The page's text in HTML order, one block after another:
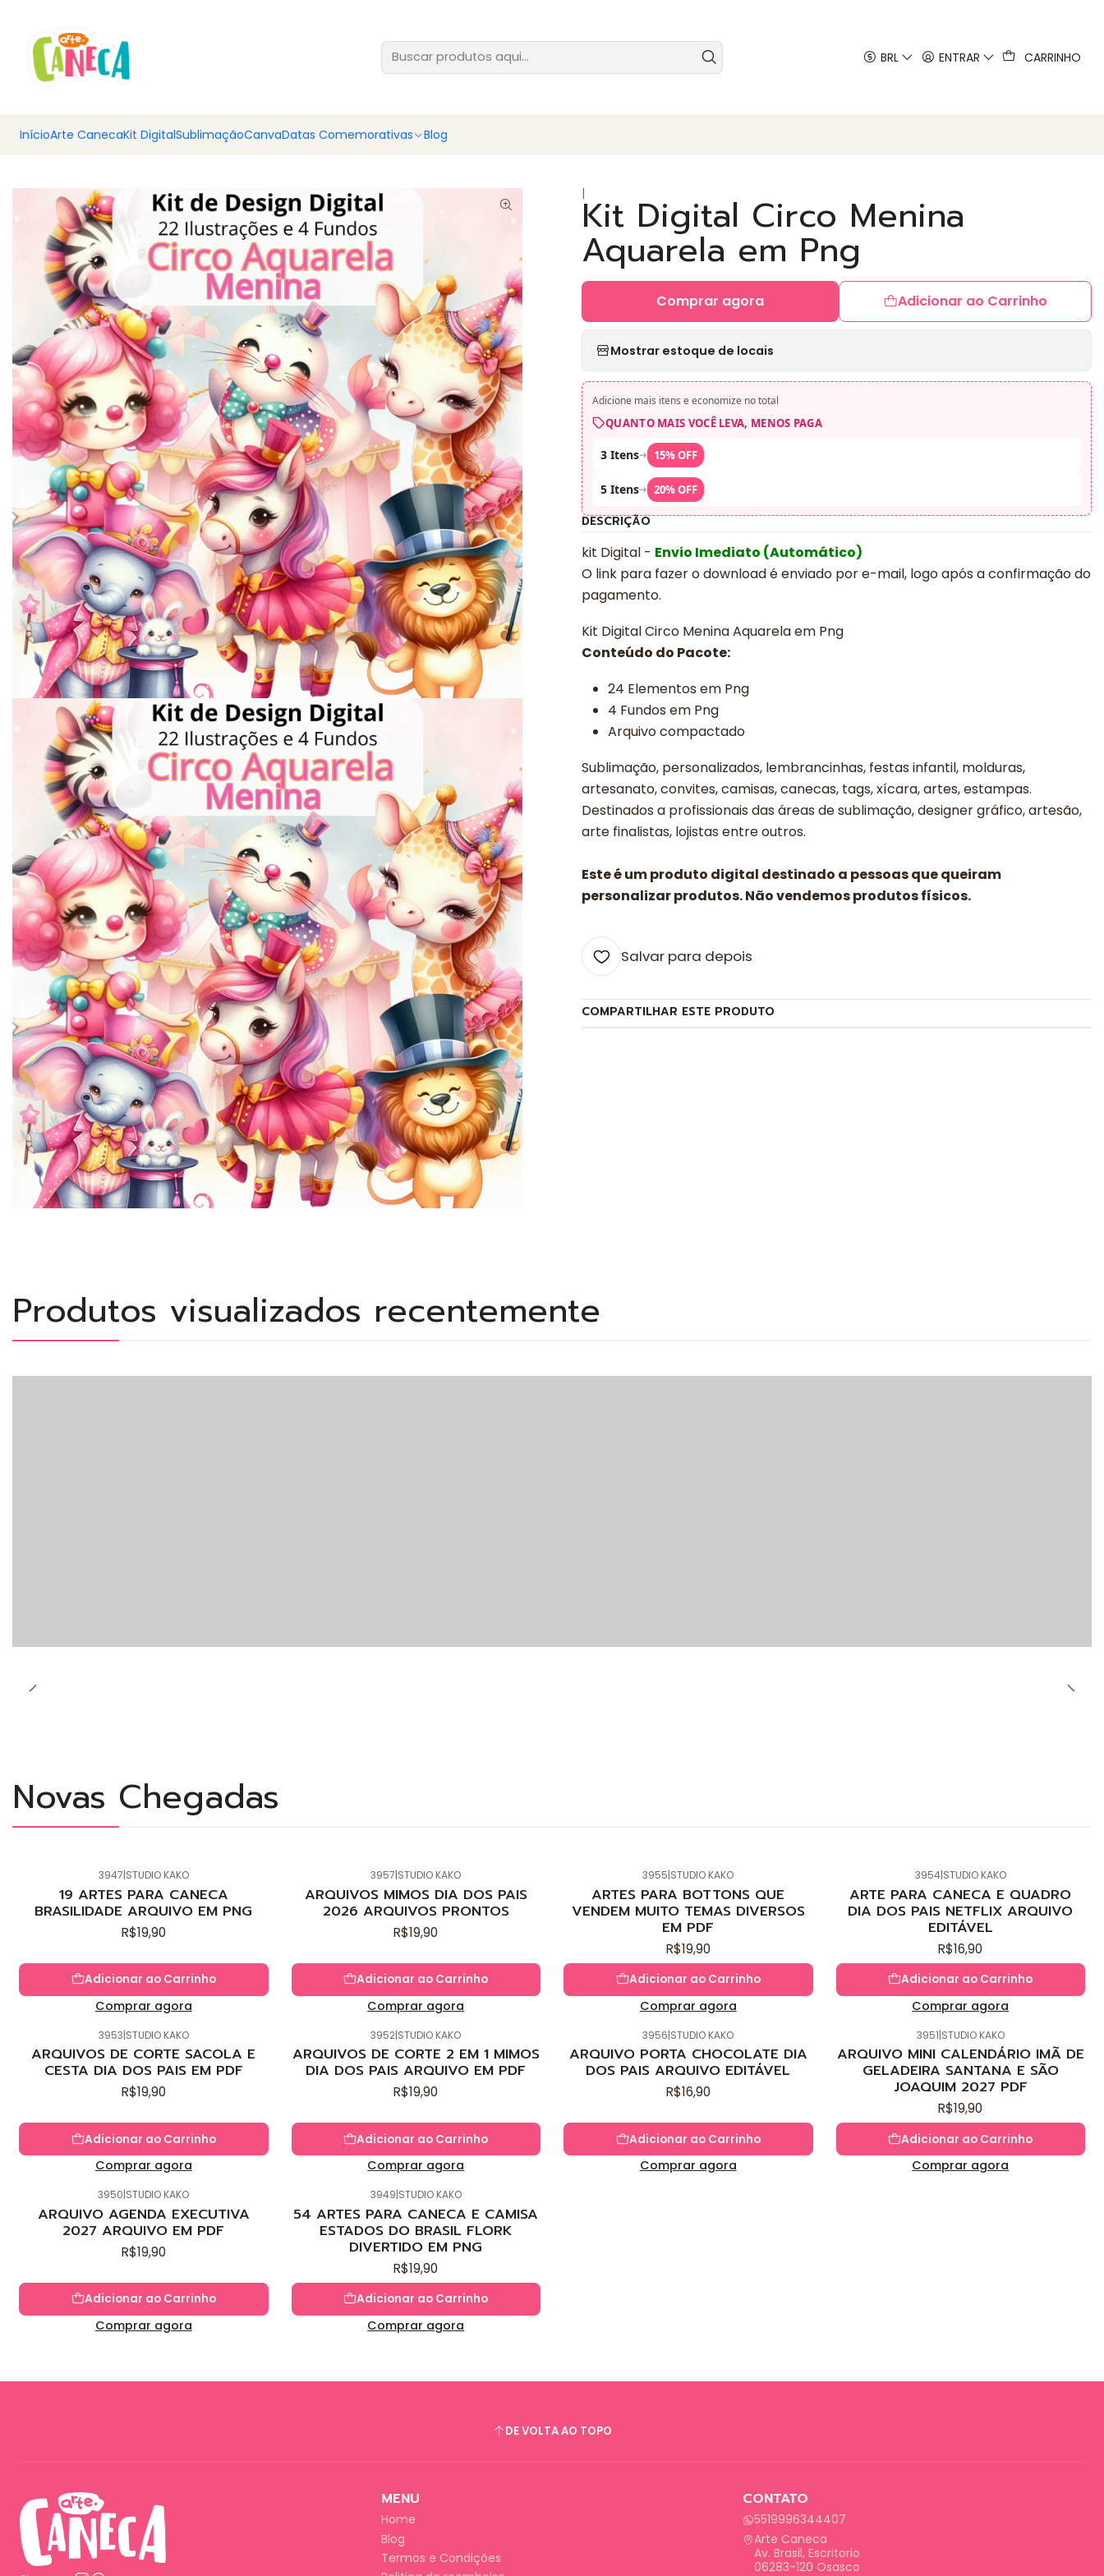
BRL ENTRAR CARRINHO
InícioArte CanecaKit DigitalSublimaçãoCanvaDatas Comemorativas Blog
|Kit Digital Circo Menina
Aquarela em Png
Adicionar ao Carrinho
Comprar agora
Mostrar estoque de locais
Adicione mais itens e economize no total
QUANTO MAIS VOCÊ LEVA, MENOS PAGA
3 Itens➜ 15% OFF
5 Itens➜ 20% OFF
DESCRIÇÃO
kit Digital - Envio Imediato (Automático)
O link para fazer o download é enviado por e-mail, logo após a confirmação do
pagamento.
Kit Digital Circo Menina Aquarela em Png
Conteúdo do Pacote:
24 Elementos em Png
4 Fundos em Png
Arquivo compactado
Sublimação, personalizados, lembrancinhas, festas infantil, molduras,
artesanato, convites, camisas, canecas, tags, xícara, artes, estampas.
Destinados a profissionais das áreas de sublimação, designer gráfico, artesão,
arte finalistas, lojistas entre outros.
Este é um produto digital destinado a pessoas que queiram
personalizar produtos. Não vendemos produtos físicos.
Salvar para depois
COMPARTILHAR ESTE PRODUTO
Produtos visualizados recentemente
Novas Chegadas
3947|STUDIO KAKO
19 ARTES PARA CANECA
BRASILIDADE ARQUIVO EM PNG
R$19,90
Adicionar ao Carrinho
Comprar agora
3957|STUDIO KAKO
ARQUIVOS MIMOS DIA DOS PAIS
2026 ARQUIVOS PRONTOS
R$19,90
Adicionar ao Carrinho
Comprar agora
3955|STUDIO KAKO
ARTES PARA BOTTONS QUE
VENDEM MUITO TEMAS DIVERSOS
EM PDF
R$19,90
Adicionar ao Carrinho
Comprar agora
3954|STUDIO KAKO
ARTE PARA CANECA E QUADRO
DIA DOS PAIS NETFLIX ARQUIVO
EDITÁVEL
R$16,90
Adicionar ao Carrinho
Comprar agora
3953|STUDIO KAKO
ARQUIVOS DE CORTE SACOLA E
CESTA DIA DOS PAIS EM PDF
R$19,90
Adicionar ao Carrinho
Comprar agora
3952|STUDIO KAKO
ARQUIVOS DE CORTE 2 EM 1 MIMOS
DIA DOS PAIS ARQUIVO EM PDF
R$19,90
Adicionar ao Carrinho
Comprar agora
3956|STUDIO KAKO
ARQUIVO PORTA CHOCOLATE DIA
DOS PAIS ARQUIVO EDITÁVEL
R$16,90
Adicionar ao Carrinho
Comprar agora
3951|STUDIO KAKO
ARQUIVO MINI CALENDÁRIO IMÃ DE
GELADEIRA SANTANA E SÃO
JOAQUIM 2027 PDF
R$19,90
Adicionar ao Carrinho
Comprar agora
3950|STUDIO KAKO
ARQUIVO AGENDA EXECUTIVA
2027 ARQUIVO EM PDF
R$19,90
Adicionar ao Carrinho
Comprar agora
3949|STUDIO KAKO
54 ARTES PARA CANECA E CAMISA
ESTADOS DO BRASIL FLORK
DIVERTIDO EM PNG
R$19,90
Adicionar ao Carrinho
Comprar agora
DE VOLTA AO TOPO
MENU
Home
Blog
Termos e Condições
CONTATO
5519996344407
Arte Caneca
Av. Brasil, Escritorio
06283-120 Osasco